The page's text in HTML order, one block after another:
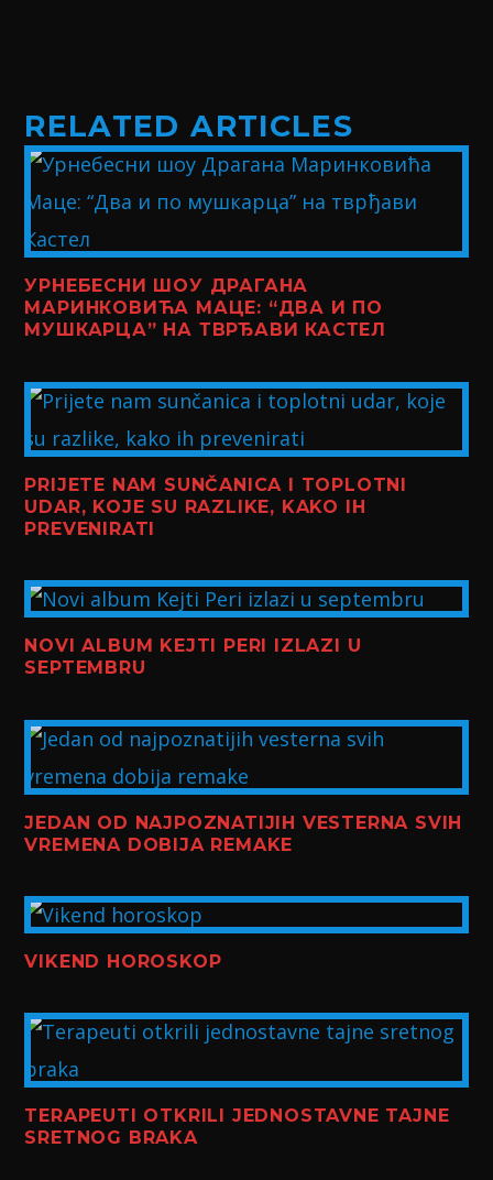
RELATED ARTICLES
УРНЕБЕСНИ ШОУ ДРАГАНА
МАРИНКОВИЋА МАЦЕ: “ДВА И ПО
МУШКАРЦА” НА ТВРЂАВИ КАСТЕЛ
PRIJETE NAM SUNČANICA I TOPLOTNI
UDAR, KOJE SU RAZLIKE, KAKO IH
PREVENIRATI
NOVI ALBUM KEJTI PERI IZLAZI U
SEPTEMBRU
JEDAN OD NAJPOZNATIJIH VESTERNA SVIH
VREMENA DOBIJA REMAKE
VIKEND HOROSKOP
TERAPEUTI OTKRILI JEDNOSTAVNE TAJNE
SRETNOG BRAKA